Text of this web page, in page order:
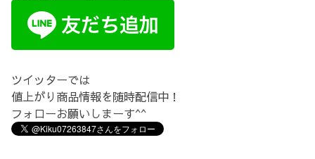
ツイッターでは
値上がり商品情報を随時配信中！
フォローお願いしまーす^^